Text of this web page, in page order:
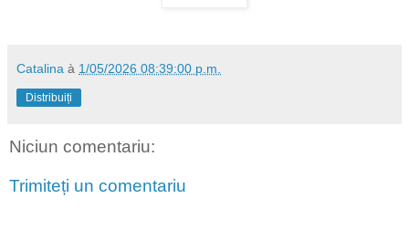
Catalina à 1/05/2026 08:39:00 p.m.
Distribuiți
Niciun comentariu:
Trimiteți un comentariu